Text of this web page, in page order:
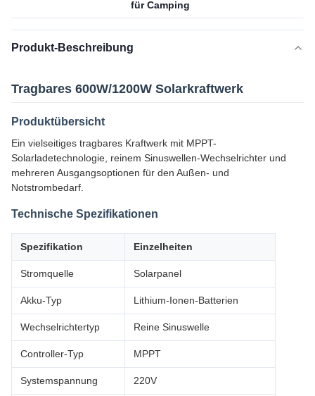
für Camping
Produkt-Beschreibung
Tragbares 600W/1200W Solarkraftwerk
Produktübersicht
Ein vielseitiges tragbares Kraftwerk mit MPPT-
Solarladetechnologie, reinem Sinuswellen-Wechselrichter und
mehreren Ausgangsoptionen für den Außen- und
Notstrombedarf.
Technische Spezifikationen
Spezifikation Einzelheiten
Stromquelle Solarpanel
Akku-Typ Lithium-Ionen-Batterien
Wechselrichtertyp Reine Sinuswelle
Controller-Typ MPPT
Systemspannung 220V